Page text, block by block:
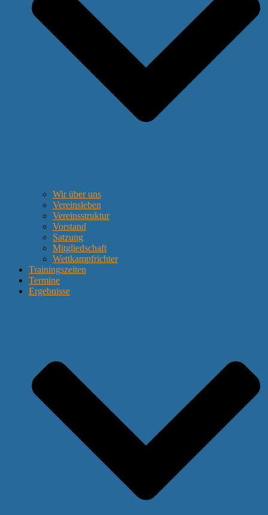
Wir über uns
Vereinsleben
Vereinsstruktur
Vorstand
Satzung
Mitgliedschaft
Wettkampfrichter
Trainingszeiten
Termine
Ergebnisse